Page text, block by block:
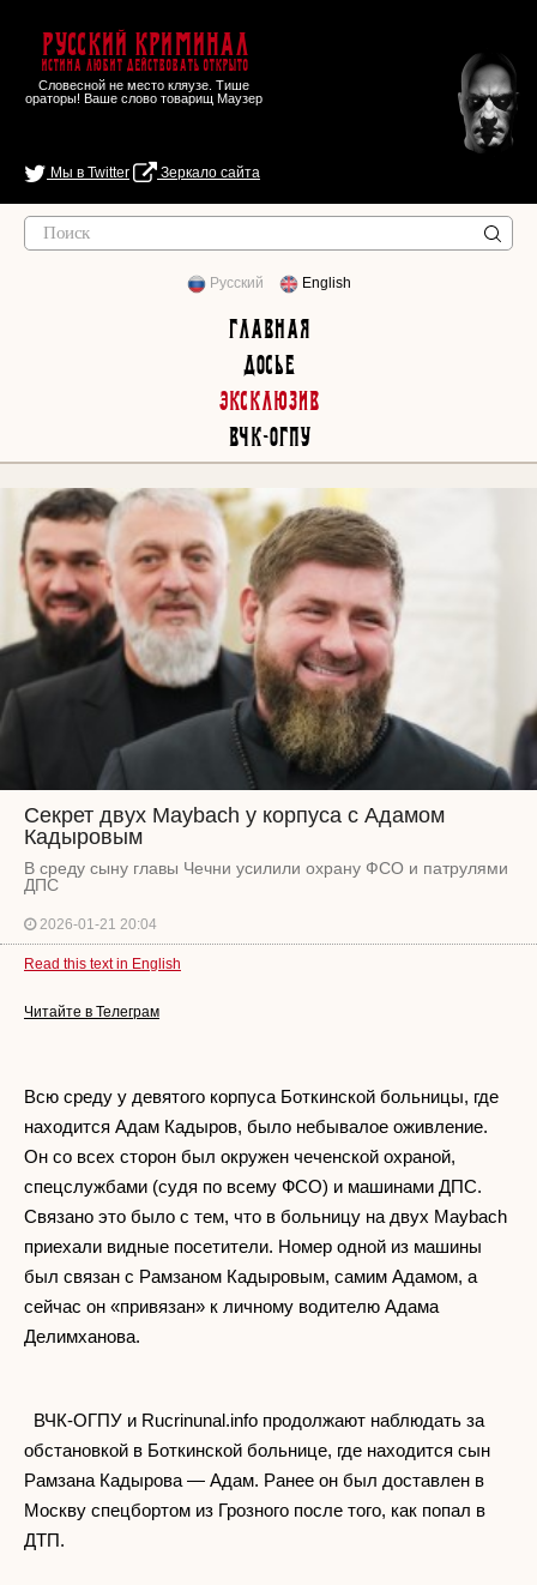
Русский Криминал
Истина любит действовать открыто
Словесной не место кляузе. Тише
ораторы! Ваше слово товарищ Маузер
Мы в Twitter Зеркало сайта
Русский English
Главная
Досье
Эксклюзив
ВЧК-ОГПУ
Секрет двух Maybach у корпуса с Адамом
Кадыровым
В среду сыну главы Чечни усилили охрану ФСО и патрулями
ДПС
2026-01-21 20:04
Read this text in English
Читайте в Телеграм
Всю среду у девятого корпуса Боткинской больницы, где
находится Адам Кадыров, было небывалое оживление.
Он со всех сторон был окружен чеченской охраной,
спецслужбами (судя по всему ФСО) и машинами ДПС.
Связано это было с тем, что в больницу на двух Maybach
приехали видные посетители. Номер одной из машины
был связан с Рамзаном Кадыровым, самим Адамом, а
сейчас он «привязан» к личному водителю Адама
Делимханова.
ВЧК-ОГПУ и Rucrinunal.info продолжают наблюдать за
обстановкой в Боткинской больнице, где находится сын
Рамзана Кадырова — Адам. Ранее он был доставлен в
Москву спецбортом из Грозного после того, как попал в
ДТП.